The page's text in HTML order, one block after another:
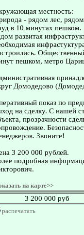
местность:
- рядом лес,
в 10 минутах пешком.
развитая
пешком, метро
Домодедово
показ по
на сделку. С нашей
прозрачности
Звоните!
3 200 000 рублей.
подробная
на карте>>
3 200 000 руб
распечатать